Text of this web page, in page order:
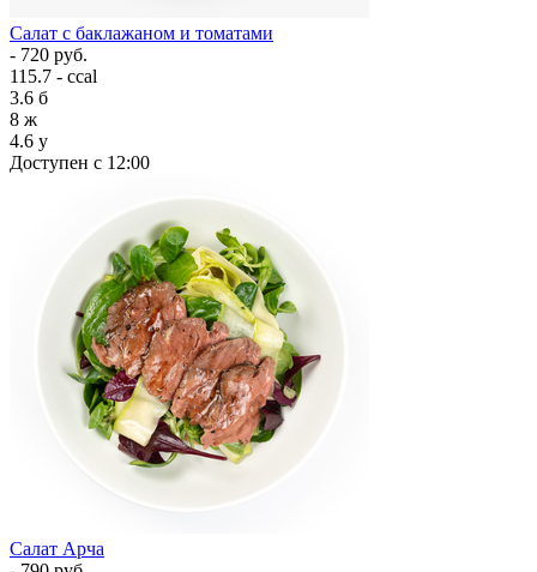
Салат с баклажаном и томатами
- 720 руб.
115.7 - ccal
3.6 б
8 ж
4.6 у
Доступен с 12:00
Салат Арча